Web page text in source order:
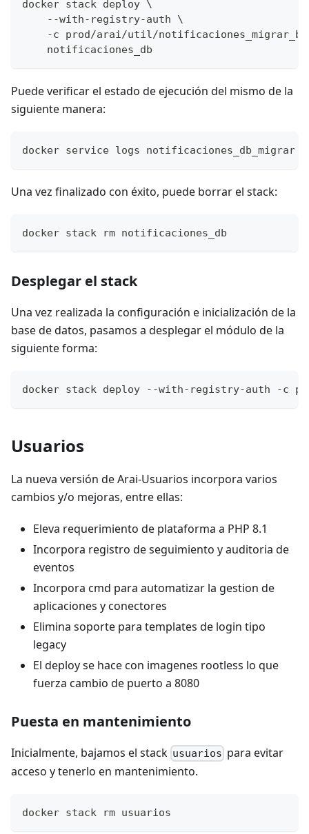
docker stack deploy \
    --with-registry-auth \
-c prod/arai/util/
    notificaciones_db
Puede verificar el estado de ejecución del mismo de la
siguiente manera:
docker service logs notificaciones_db_migrar
Una vez finalizado con éxito, puede borrar el stack:
docker stack rm notificaciones_db
Desplegar el stack
Una vez realizada la configuración e inicialización de la
base de datos, pasamos a desplegar el módulo de la
siguiente forma:
docker stack deploy --with-registry-auth -c
Usuarios
La nueva versión de Arai-Usuarios incorpora varios
cambios y/o mejoras, entre ellas:
Eleva requerimiento de plataforma a PHP 8.1
Incorpora registro de seguimiento y auditoria de
eventos
Incorpora cmd para automatizar la gestion de
aplicaciones y conectores
Elimina soporte para templates de login tipo
legacy
El deploy se hace con imagenes rootless lo que
fuerza cambio de puerto a 8080
Puesta en mantenimiento
Inicialmente, bajamos el stack usuarios para evitar
acceso y tenerlo en mantenimiento.
docker stack rm usuarios